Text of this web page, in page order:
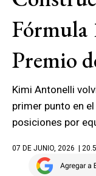
Fórmula
Premio
Kimi Antonelli
primer punto en
posiciones por
07 DE JUNIO, 2026 |